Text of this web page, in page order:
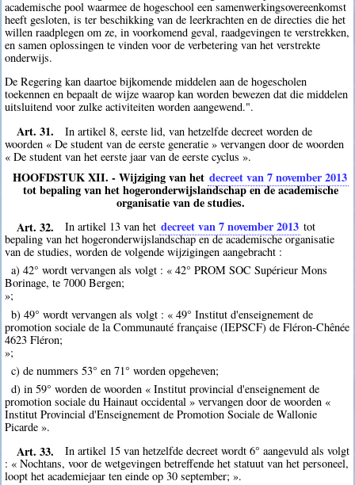
academische pool waarmee de hogeschool een samenwerkingsovereenkomst
heeft gesloten, is ter beschikking van de leerkrachten en de directies die het
willen raadplegen om ze, in voorkomend geval, raadgevingen te verstrekken,
en samen oplossingen te vinden voor de verbetering van het verstrekte
onderwijs.
De Regering kan daartoe bijkomende middelen aan de hogescholen
toekennen en bepaalt de wijze waarop kan worden bewezen dat die middelen
uitsluitend voor zulke activiteiten worden aangewend.".
Art. 31.
In artikel 8, eerste lid, van hetzelfde decreet worden de
woorden « De student van de eerste generatie » vervangen door de woorden
« De student van het eerste jaar van de eerste cyclus ».
HOOFDSTUK XII. - Wijziging van het decreet van 7 november 2013
tot bepaling van het hogeronderwijslandschap en de academische
organisatie van de studies.
Art. 32.
In artikel 13 van het decreet van 7 november 2013 tot
bepaling van het hogeronderwijslandschap en de academische organisatie
van de studies, worden de volgende wijzigingen aangebracht :
a) 42° wordt vervangen als volgt : « 42° PROM SOC Supérieur Mons
Borinage, te 7000 Bergen;
»;
b) 49° wordt vervangen als volgt : « 49° Institut d'enseignement de
promotion sociale de la Communauté française (IEPSCF) de Fléron-Chênée
4623 Fléron;
»;
c) de nummers 53° en 71° worden opgeheven;
d) in 59° worden de woorden « Institut provincial d'enseignement de
promotion sociale du Hainaut occidental » vervangen door de woorden «
Institut Provincial d'Enseignement de Promotion Sociale de Wallonie
Picarde ».
Art. 33.
In artikel 15 van hetzelfde decreet wordt 6° aangevuld als volgt
: « Nochtans, voor de wetgevingen betreffende het statuut van het personeel,
loopt het academiejaar ten einde op 30 september; ».